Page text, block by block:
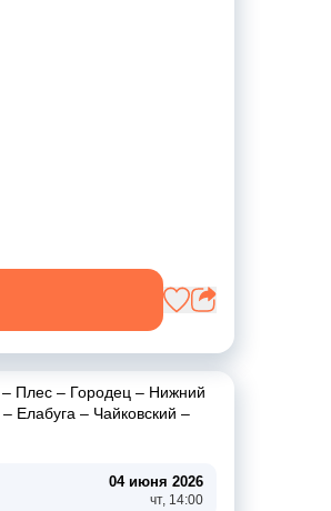
– Плес – Городец – Нижний
– Елабуга – Чайковский –
04 июня 2026
чт, 14:00